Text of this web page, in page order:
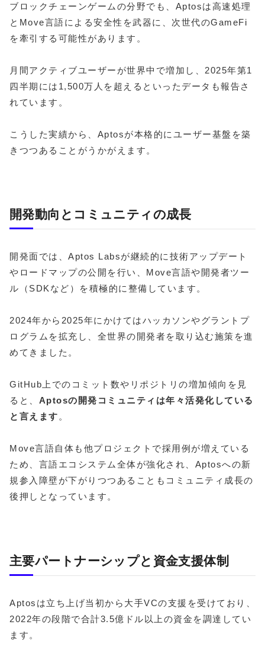
ブロックチェーンゲームの分野でも、Aptosは高速処理
とMove言語による安全性を武器に、次世代のGameFi
を牽引する可能性があります。
月間アクティブユーザーが世界中で増加し、2025年第1
四半期には1,500万人を超えるといったデータも報告さ
れています。
こうした実績から、Aptosが本格的にユーザー基盤を築
きつつあることがうかがえます。
開発動向とコミュニティの成長
開発面では、Aptos Labsが継続的に技術アップデート
やロードマップの公開を行い、Move言語や開発者ツー
ル（SDKなど）を積極的に整備しています。
2024年から2025年にかけてはハッカソンやグラントプ
ログラムを拡充し、全世界の開発者を取り込む施策を進
めてきました。
GitHub上でのコミット数やリポジトリの増加傾向を見
ると、 Aptosの開発コミュニティは年々活発化している
と言えます 。
Move言語自体も他プロジェクトで採用例が増えている
ため、言語エコシステム全体が強化され、Aptosへの新
規参入障壁が下がりつつあることもコミュニティ成長の
後押しとなっています。
主要パートナーシップと資金支援体制
Aptosは立ち上げ当初から大手VCの支援を受けており、
2022年の段階で合計3.5億ドル以上の資金を調達してい
ます。